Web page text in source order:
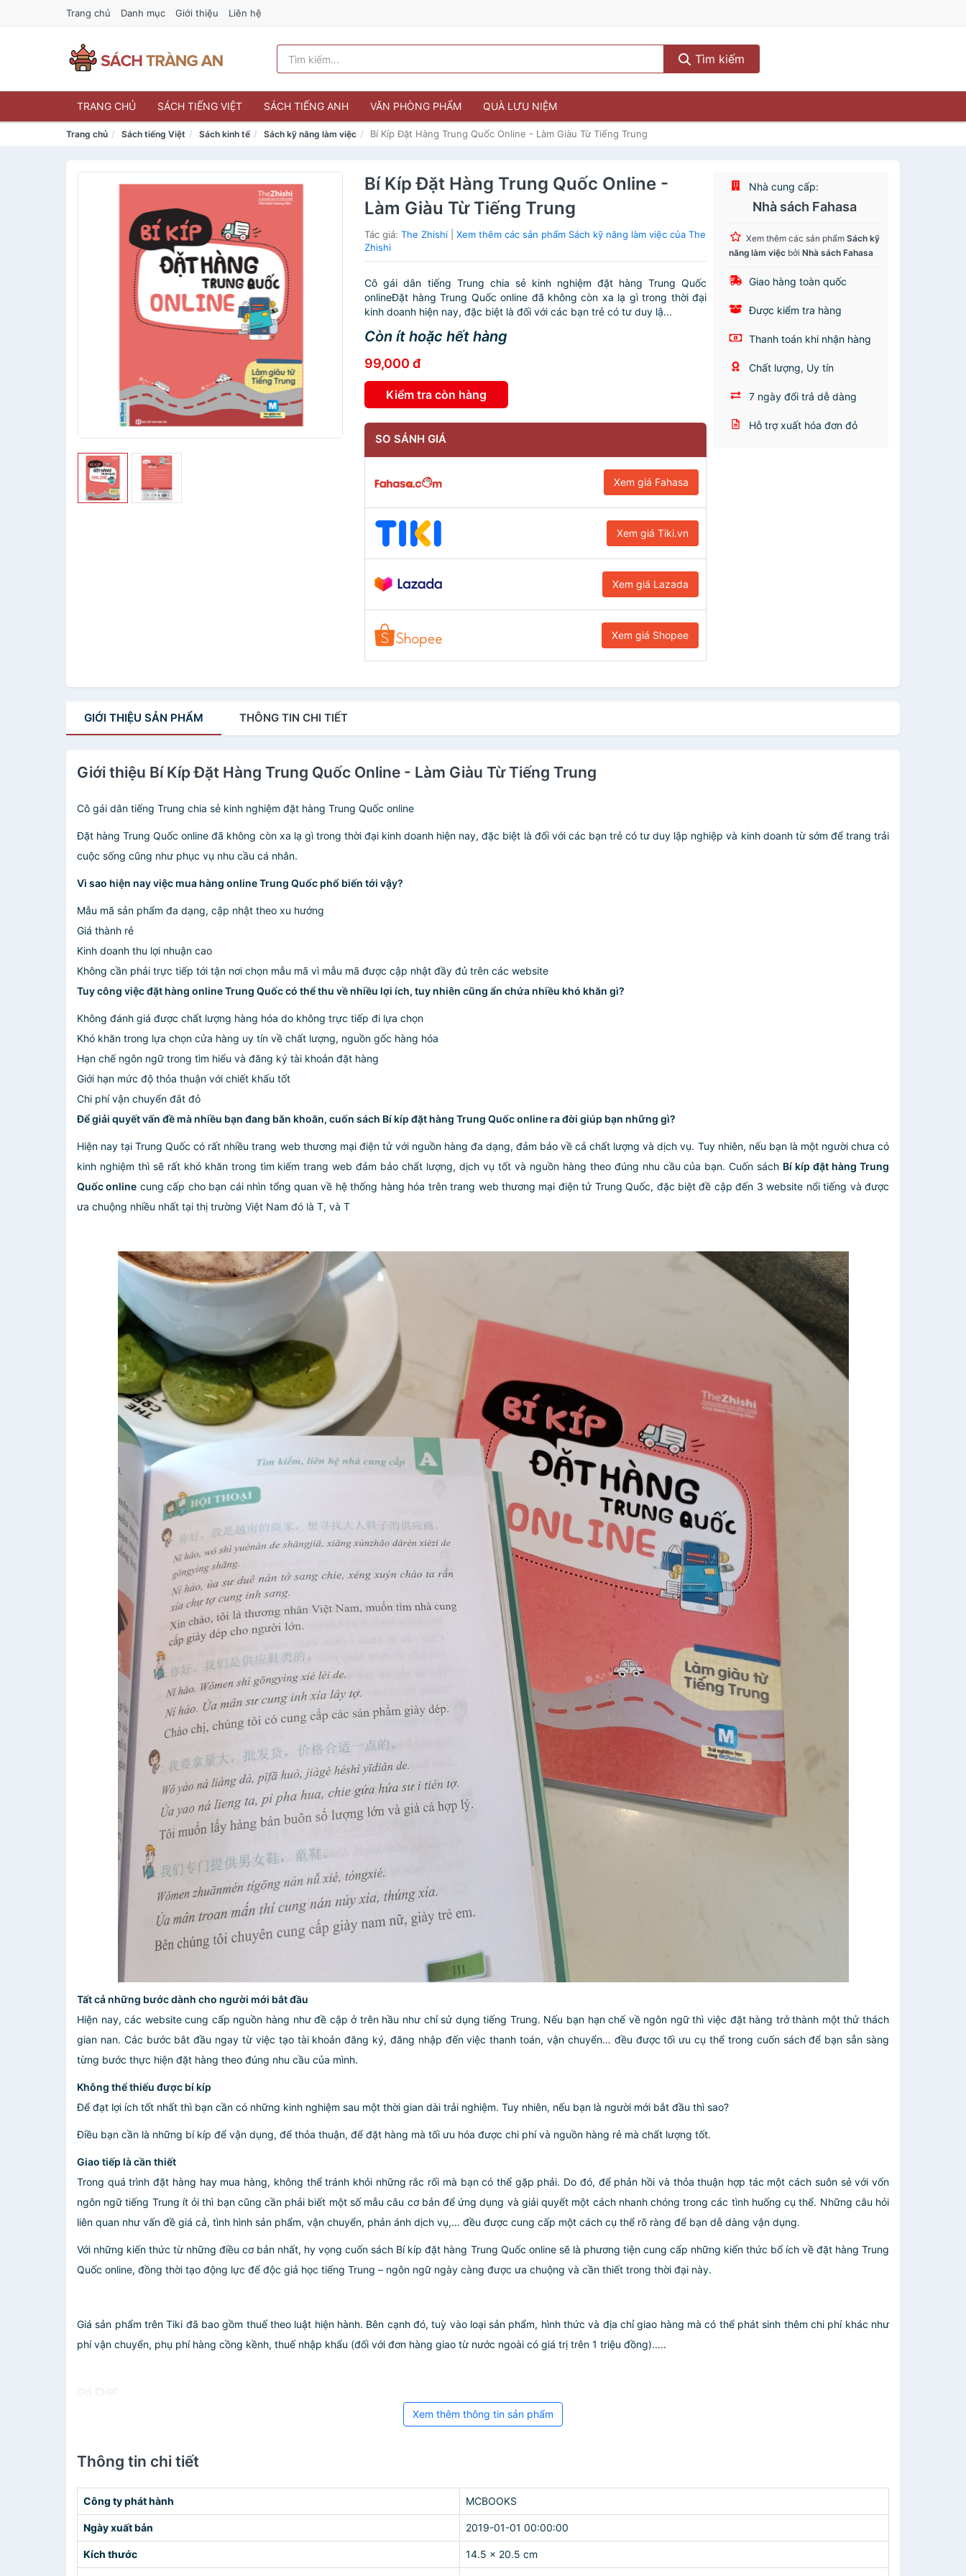
Trang chủ Danh mục Giới thiệu Liên hệ
Tìm kiếm
TRANG CHỦ SÁCH TIẾNG VIỆT SÁCH TIẾNG ANH VĂN PHÒNG PHẨM QUÀ LƯU NIỆM
Trang chủ Sách tiếng Việt Sách kinh tế Sách kỹ năng làm việc Bí Kíp Đặt Hàng Trung Quốc Online - Làm Giàu Từ Tiếng Trung
Bí Kíp Đặt Hàng Trung Quốc Online -
Làm Giàu Từ Tiếng Trung
Tác giả:The Zhishi |Xem thêm các sản phẩm Sách kỹ năng làm việc của The
Zhishi
Cô gái dân tiếng Trung chia sẻ kinh nghiệm đặt hàng Trung Quốc
onlineĐặt hàng Trung Quốc online đã không còn xa lạ gì trong thời đại
kinh doanh hiện nay, đặc biệt là đối với các bạn trẻ có tư duy lậ...
Còn ít hoặc hết hàng
99,000 đ
Kiểm tra còn hàng
SO SÁNH GIÁ
Xem giá Fahasa
Xem giá Tiki.vn
Xem giá Lazada
Xem giá Shopee
Nhà cung cấp:
Nhà sách Fahasa
Xem thêm các sản phẩmSách kỹ
năng làm việc bởiNhà sách Fahasa
Giao hàng toàn quốc
Được kiểm tra hàng
Thanh toán khi nhận hàng
Chất lượng, Uy tín
7 ngày đổi trả dễ dàng
Hỗ trợ xuất hóa đơn đỏ
GIỚI THIỆU SẢN PHẨM THÔNG TIN CHI TIẾT
Giới thiệu Bí Kíp Đặt Hàng Trung Quốc Online - Làm Giàu Từ Tiếng Trung
Cô gái dân tiếng Trung chia sẻ kinh nghiệm đặt hàng Trung Quốc online
Đặt hàng Trung Quốc online đã không còn xa lạ gì trong thời đại kinh doanh hiện nay, đặc biệt là đối với các bạn trẻ có tư duy lập nghiệp và kinh doanh từ sớm để trang trải
cuộc sống cũng như phục vụ nhu cầu cá nhân.
Vì sao hiện nay việc mua hàng online Trung Quốc phổ biến tới vậy?
Mẫu mã sản phẩm đa dạng, cập nhật theo xu hướng
Giá thành rẻ
Kinh doanh thu lợi nhuận cao
Không cần phải trực tiếp tới tận nơi chọn mẫu mã vì mẫu mã được cập nhật đầy đủ trên các website
Tuy công việc đặt hàng online Trung Quốc có thể thu về nhiều lợi ích, tuy nhiên cũng ẩn chứa nhiều khó khăn gì?
Không đánh giá được chất lượng hàng hóa do không trực tiếp đi lựa chọn
Khó khăn trong lựa chọn cửa hàng uy tín về chất lượng, nguồn gốc hàng hóa
Hạn chế ngôn ngữ trong tìm hiểu và đăng ký tài khoản đặt hàng
Giới hạn mức độ thỏa thuận với chiết khấu tốt
Chi phí vận chuyển đắt đỏ
Để giải quyết vấn đề mà nhiều bạn đang băn khoăn, cuốn sách Bí kíp đặt hàng Trung Quốc online ra đời giúp bạn những gì?
Hiện nay tại Trung Quốc có rất nhiều trang web thương mại điện tử với nguồn hàng đa dạng, đảm bảo về cả chất lượng và dịch vụ. Tuy nhiên, nếu bạn là một người chưa có
kinh nghiệm thì sẽ rất khó khăn trong tìm kiếm trang web đảm bảo chất lượng, dịch vụ tốt và nguồn hàng theo đúng nhu cầu của bạn. Cuốn sách Bí kíp đặt hàng Trung
Quốc online cung cấp cho bạn cái nhìn tổng quan về hệ thống hàng hóa trên trang web thương mại điện tử Trung Quốc, đặc biệt đề cập đến 3 website nổi tiếng và được
ưa chuộng nhiều nhất tại thị trường Việt Nam đó là T, và T
Tất cả những bước dành cho người mới bắt đầu
Hiện nay, các website cung cấp nguồn hàng như đề cập ở trên hầu như chỉ sử dụng tiếng Trung. Nếu bạn hạn chế về ngôn ngữ thì việc đặt hàng trở thành một thử thách
gian nan. Các bước bắt đầu ngay từ việc tạo tài khoản đăng ký, đăng nhập đến việc thanh toán, vận chuyển… đều được tối ưu cụ thể trong cuốn sách để bạn sẵn sàng
từng bước thực hiện đặt hàng theo đúng nhu cầu của mình.
Không thể thiếu được bí kíp
Để đạt lợi ích tốt nhất thì bạn cần có những kinh nghiệm sau một thời gian dài trải nghiệm. Tuy nhiên, nếu bạn là người mới bắt đầu thì sao?
Điều bạn cần là những bí kíp để vận dụng, để thỏa thuận, để đặt hàng mà tối ưu hóa được chi phí và nguồn hàng rẻ mà chất lượng tốt.
Giao tiếp là cần thiết
Trong quá trình đặt hàng hay mua hàng, không thể tránh khỏi những rắc rối mà bạn có thể gặp phải. Do đó, để phản hồi và thỏa thuận hợp tác một cách suôn sẻ với vốn
ngôn ngữ tiếng Trung ít ỏi thì bạn cũng cần phải biết một số mẫu câu cơ bản để ứng dụng và giải quyết một cách nhanh chóng trong các tình huống cụ thể. Những câu hỏi
liên quan như vấn đề giá cả, tình hình sản phẩm, vận chuyển, phản ánh dịch vụ,… đều được cung cấp một cách cụ thể rõ ràng để bạn dễ dàng vận dụng.
Với những kiến thức từ những điều cơ bản nhất, hy vọng cuốn sách Bí kíp đặt hàng Trung Quốc online sẽ là phương tiện cung cấp những kiến thức bổ ích về đặt hàng Trung
Quốc online, đồng thời tạo động lực để độc giả học tiếng Trung – ngôn ngữ ngày càng được ưa chuộng và cần thiết trong thời đại này.
Giá sản phẩm trên Tiki đã bao gồm thuế theo luật hiện hành. Bên cạnh đó, tuỳ vào loại sản phẩm, hình thức và địa chỉ giao hàng mà có thể phát sinh thêm chi phí khác như
phí vận chuyển, phụ phí hàng cồng kềnh, thuế nhập khẩu (đối với đơn hàng giao từ nước ngoài có giá trị trên 1 triệu đồng).....
Giá CHIP
Xem thêm thông tin sản phẩm
Thông tin chi tiết
Công ty phát hành MCBOOKS
Ngày xuất bản 2019-01-01 00:00:00
Kích thước 14.5 x 20.5 cm